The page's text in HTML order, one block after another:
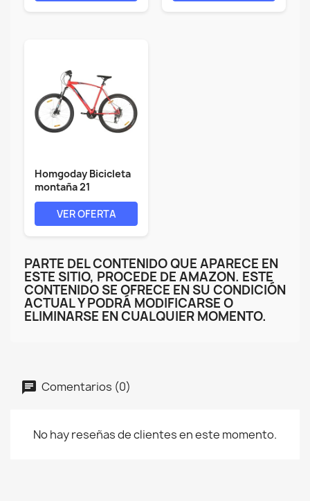
Homgoday Bicicleta
montaña 21
velocidades 29...
VER OFERTA
PARTE DEL CONTENIDO QUE APARECE EN
ESTE SITIO, PROCEDE DE AMAZON. ESTE
CONTENIDO SE OFRECE EN SU CONDICIÓN
ACTUAL Y PODRÁ MODIFICARSE O
ELIMINARSE EN CUALQUIER MOMENTO.
Comentarios (0)
No hay reseñas de clientes en este momento.